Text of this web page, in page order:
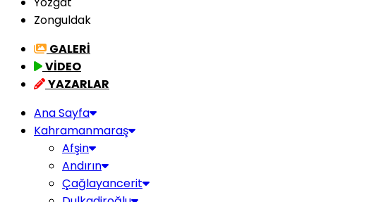
Zonguldak
GALERİ
VİDEO
YAZARLAR
Ana Sayfa
Kahramanmaraş
Afşin
Andırın
Çağlayancerit